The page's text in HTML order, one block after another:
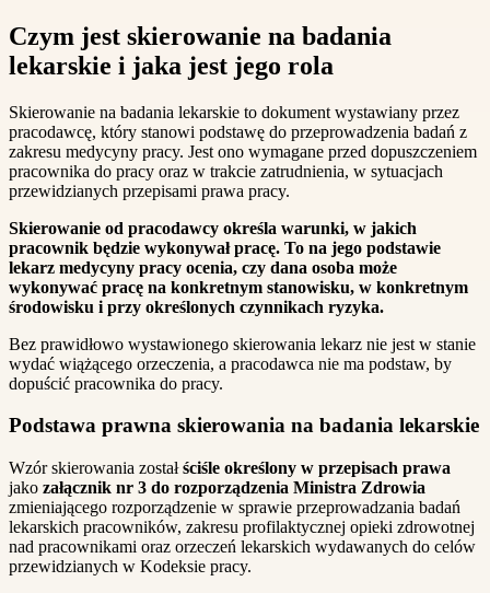
Czym jest skierowanie na badania
lekarskie i jaka jest jego rola
Skierowanie na badania lekarskie to dokument wystawiany przez
pracodawcę, który stanowi podstawę do przeprowadzenia badań z
zakresu medycyny pracy. Jest ono wymagane przed dopuszczeniem
pracownika do pracy oraz w trakcie zatrudnienia, w sytuacjach
przewidzianych przepisami prawa pracy.
Skierowanie od pracodawcy określa warunki, w jakich
pracownik będzie wykonywał pracę. To na jego podstawie
lekarz medycyny pracy ocenia, czy dana osoba może
wykonywać pracę na konkretnym stanowisku, w konkretnym
środowisku i przy określonych czynnikach ryzyka.
Bez prawidłowo wystawionego skierowania lekarz nie jest w stanie
wydać wiążącego orzeczenia, a pracodawca nie ma podstaw, by
dopuścić pracownika do pracy.
Podstawa prawna skierowania na badania lekarskie
Wzór skierowania zostałściśle określony w przepisach prawa
jako załącznik nr 3 do rozporządzenia Ministra Zdrowia
zmieniającego rozporządzenie w sprawie przeprowadzania badań
lekarskich pracowników, zakresu profilaktycznej opieki zdrowotnej
nad pracownikami oraz orzeczeń lekarskich wydawanych do celów
przewidzianych w Kodeksie pracy.